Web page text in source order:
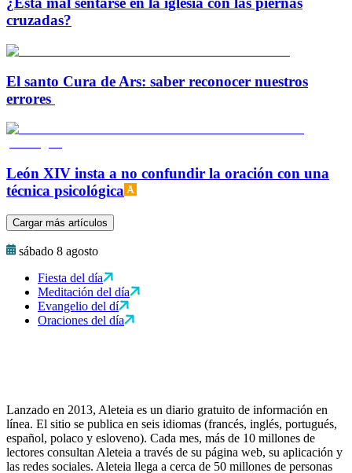
cruzadas?
El santo Cura de Ars: saber reconocer nuestros
errores
León XIV insta a no confundir la oración con una
técnica psicológica
Cargar más artículos
sábado 8 agosto
Fiesta del día
Meditación del día
Evangelio del dí
Oraciones del día
Lanzado en 2013, Aleteia es un diario gratuito de información en
línea. El sitio se publica en seis idiomas (francés, inglés, portugués,
español, polaco y esloveno). Cada mes, más de 10 millones de
lectores consultan Aleteia a través de su página web, su aplicación y
las redes sociales. Aleteia llega a cerca de 50 millones de personas